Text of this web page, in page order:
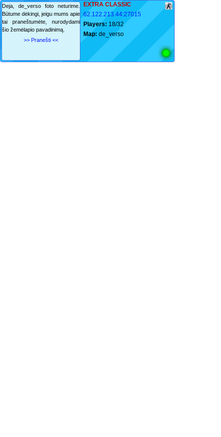
Deja, de_verso foto neturime.
Būtume dėkingi, jeigu mums apie
tai praneštumėte, nurodydami
šio žemėlapio pavadinimą.
>> Pranešti <<
EXTRA CLASSIC
62.122.213.44:27015
Players: 18/32
Map: de_verso